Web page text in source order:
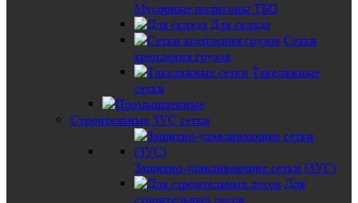
Мусорные полигоны ТБО
Для склада
Сетки
крепления грузов
Такелажные
сетки
Строительные ЗУС сетки
Защитно-улавливающие сетки (ЗУС)
Для
строительных лесов